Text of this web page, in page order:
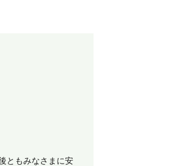
ともみなさまに安